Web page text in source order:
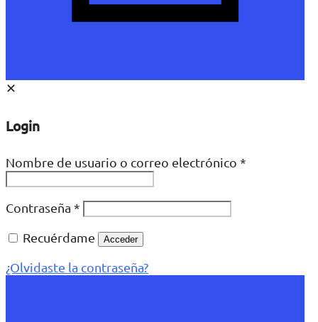
✕
Login
Nombre de usuario o correo electrónico *
Contraseña *
Recuérdame
Acceder
¿Olvidaste la contraseña?